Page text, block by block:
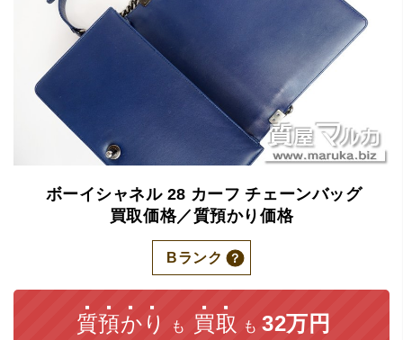
ボーイシャネル 28 カーフ チェーンバッグ
買取価格／質預かり価格
Bランク
質預かり も 買取 も 32万円